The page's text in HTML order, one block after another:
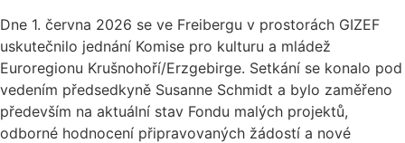
Dne 1. června 2026 se ve Freibergu v prostorách GIZEF
uskutečnilo jednání Komise pro kulturu a mládež
Euroregionu Krušnohoří/Erzgebirge. Setkání se konalo pod
vedením předsedkyně Susanne Schmidt a bylo zaměřeno
především na aktuální stav Fondu malých projektů,
odborné hodnocení připravovaných žádostí a nové